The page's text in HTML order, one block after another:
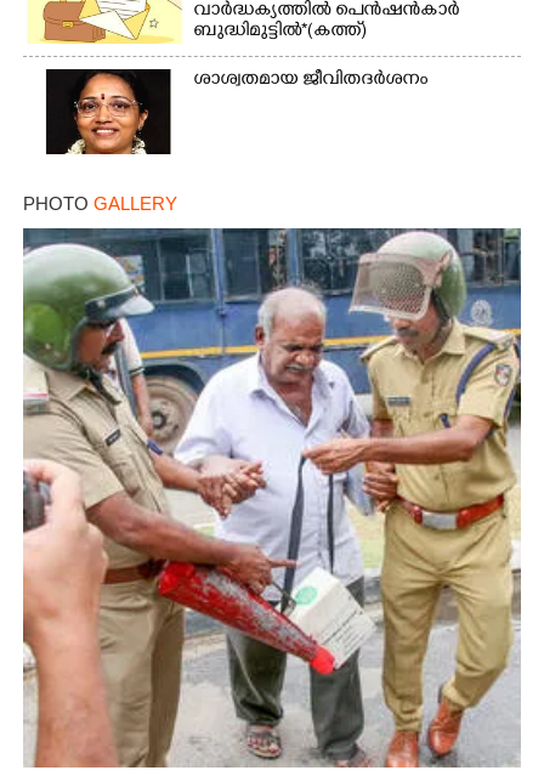
വാർദ്ധക്യത്തിൽ പെൻഷൻകാർ
ബുദ്ധിമുട്ടിൽ*(കത്ത്)
ശാശ്വതമായ ജീവിതദർശനം
PHOTO GALLERY